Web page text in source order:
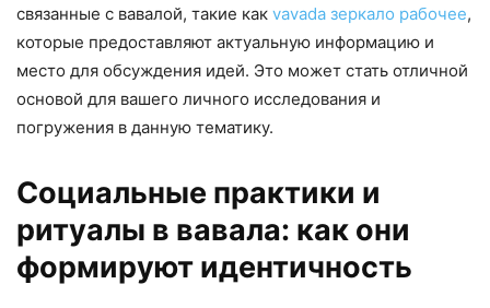
связанные с вавалой, такие как vavada зеркало рабочее,
которые предоставляют актуальную информацию и
место для обсуждения идей. Это может стать отличной
основой для вашего личного исследования и
погружения в данную тематику.
Социальные практики и
ритуалы в вавала: как они
формируют идентичность